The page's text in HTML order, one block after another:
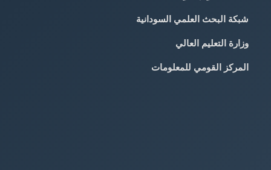
شبكة البحث العلمي السودانية
وزارة التعليم العالي
المركز القومي للمعلومات